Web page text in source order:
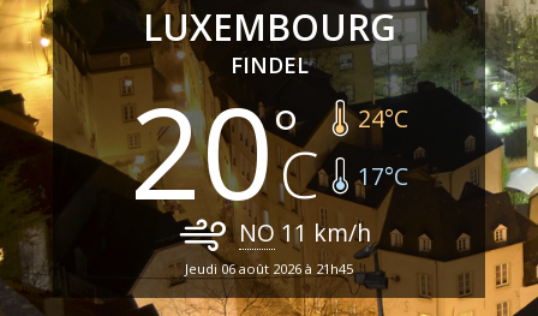
LUXEMBOURG
FINDEL
20 24°C
17°C
NO 11 km/h
Jeudi 06 août 2026 à 21h45